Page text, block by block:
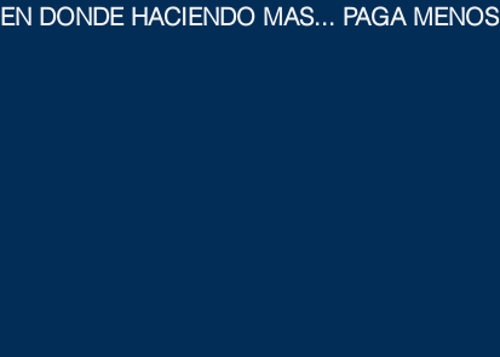
EN DONDE HACIENDO MAS... PAGA MENOS